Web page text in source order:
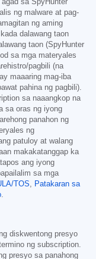
sa SpyHunter
ng malware at pag-
ng aming
kada dalawang taon
taon (SpyHunter
sa mga materyales
pagbili (na
maaaring mag-iba
pahina ng pagbili).
sa naaangkop na
sa oras ng iyong
panahon ng
ng
patuloy at walang
makakatanggap ka
ang iyong
sa mga
TOS, Patakaran sa
.
diskwentong presyo
ng subscription.
presyo sa panahong